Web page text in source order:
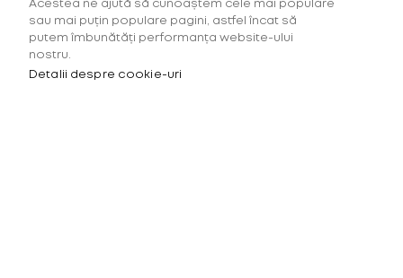
din silicon
Acestea ne ajută să cunoaștem cele mai populare
sau mai puțin populare pagini, astfel încat să
putem îmbunătăți performanța website-ului
nostru.
Detalii despre cookie-uri